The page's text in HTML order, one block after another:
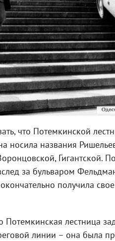
что Потемкинской
носила названия
Гигантской.
за бульваром
получила
Потемкинская лестница
линии – она была